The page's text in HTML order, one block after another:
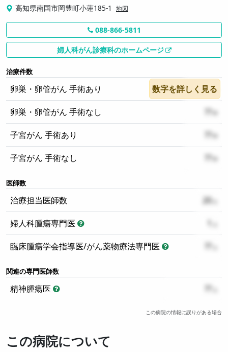
高知県南国市岡豊町小蓮185-1 地図
088-866-5811
婦人科がん診療科のホームページ
治療件数
卵巣・卵管がん 手術あり ??
卵巣・卵管がん 手術なし ??
子宮がん 手術あり ??
子宮がん 手術なし ??
医師数
治療担当医師数 20
婦人科腫瘍専門医
臨床腫瘍学会指導医/がん薬物療法専門医 ??
関連の専門医師数
精神腫瘍医 ??
この病院の情報に誤りがある場合
数字を詳しく見る
この病院について